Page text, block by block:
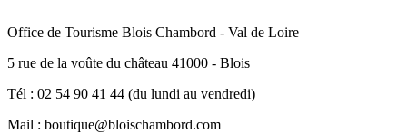
Office de Tourisme Blois Chambord - Val de Loire
5 rue de la voûte du château 41000 - Blois
Tél : 02 54 90 41 44 (du lundi au vendredi)
Mail : boutique@bloischambord.com